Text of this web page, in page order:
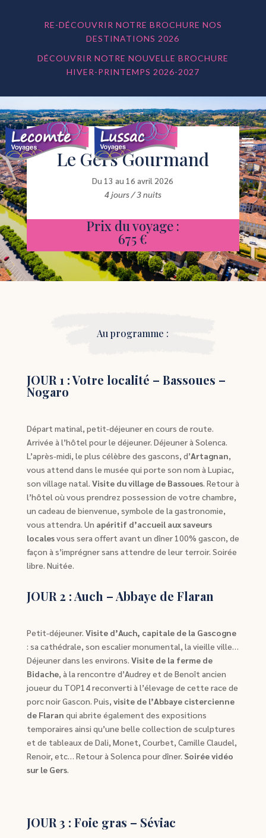
RE-DÉCOUVRIR NOTRE BROCHURE NOS
DESTINATIONS 2026
DÉCOUVRIR NOTRE NOUVELLE BROCHURE
HIVER-PRINTEMPS 2026-2027
Le Gers Gourmand
Du 13 au 16 avril 2026
4 jours / 3 nuits
Prix du voyage :
675 €
Au programme :
JOUR 1 : Votre localité – Bassoues –
Nogaro
Départ matinal, petit-déjeuner en cours de route.
Arrivée à l’hôtel pour le déjeuner. Déjeuner à Solenca.
L’après-midi, le plus célèbre des gascons, d’Artagnan,
vous attend dans le musée qui porte son nom à Lupiac,
son village natal. Visite du village de Bassoues. Retour à
l’hôtel où vous prendrez possession de votre chambre,
un cadeau de bienvenue, symbole de la gastronomie,
vous attendra. Un apéritif d’accueil aux saveurs
localesvous sera offert avant un dîner 100% gascon, de
façon à s’imprégner sans attendre de leur terroir. Soirée
libre. Nuitée.
JOUR 2 : Auch – Abbaye de Flaran
Petit-déjeuner. Visite d’Auch, capitale de la Gascogne
: sa cathédrale, son escalier monumental, la vieille ville…
Déjeuner dans les environs. Visite de la ferme de
Bidache, à la rencontre d’Audrey et de Benoît ancien
joueur du TOP14 reconverti à l’élevage de cette race de
porc noir Gascon. Puis, visite de l’Abbaye cistercienne
de Flaran qui abrite également des expositions
temporaires ainsi qu’une belle collection de sculptures
et de tableaux de Dali, Monet, Courbet, Camille Claudel,
Renoir, etc… Retour à Solenca pour dîner. Soirée vidéo
sur le Gers.
JOUR 3 : Foie gras – Séviac